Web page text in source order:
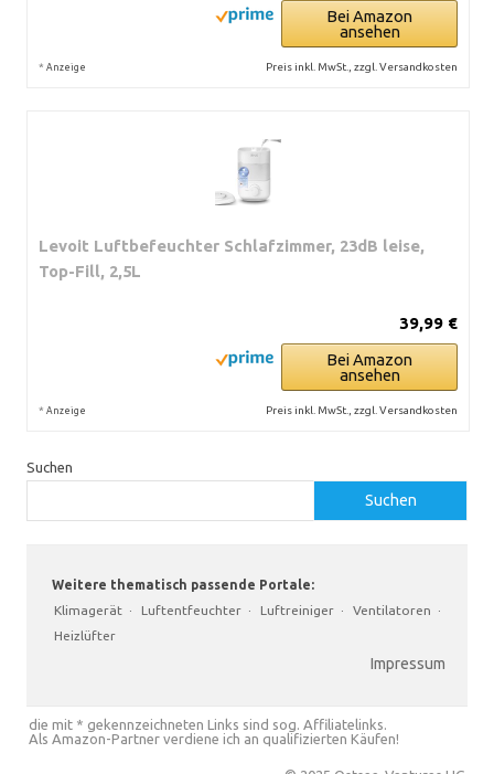
Bei Amazon
ansehen
* Anzeige Preis inkl. MwSt., zzgl. Versandkosten
Levoit Luftbefeuchter Schlafzimmer, 23dB leise,
Top-Fill, 2,5L
39,99 €
Bei Amazon
ansehen
* Anzeige Preis inkl. MwSt., zzgl. Versandkosten
Suchen
Suchen
Weitere thematisch passende Portale:
Klimagerät · Luftentfeuchter · Luftreiniger · Ventilatoren ·
Heizlüfter
Impressum
die mit * gekennzeichneten Links sind sog. Affiliatelinks.
Als Amazon-Partner verdiene ich an qualifizierten Käufen!